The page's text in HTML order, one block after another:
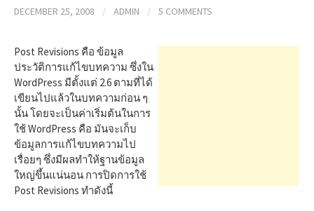
DECEMBER 25, 2008 / ADMIN / 5 COMMENTS
Post Revisions คือ ข้อมูล
ประวัติการแก้ไขบทความ ซึ่งใน
WordPress มีตั้งแต่ 2.6 ตามที่ได้
เขียนไปแล้วในบทความก่อน ๆ
นั้น โดยจะเป็นค่าเริ่มต้นในการ
ใช้ WordPress คือ มันจะเก็บ
ข้อมูลการแก้ไขบทความไป
เรื่อยๆ ซึ่งมีผลทำให้ฐานข้อมูล
ใหญ่ขึ้นแน่นอน การปิดการใช้
Post Revisions ทำดังนี้